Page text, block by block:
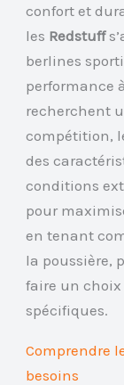
confort et
les Redstuff
berlines
performance
recherchent
compétition,
des
conditions
pour
en tenant
la poussière,
faire un choix
spécifiques.
Comprendre
besoins